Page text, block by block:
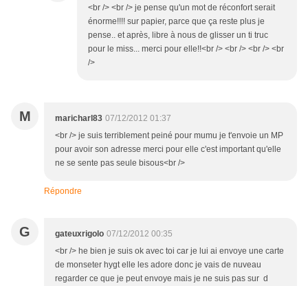
<br /> <br /> je pense qu'un mot de réconfort serait
énorme!!!! sur papier, parce que ça reste plus je
pense.. et après, libre à nous de glisser un ti truc
pour le miss... merci pour elle!!<br /> <br /> <br /> <br
/>
M maricharl83 07/12/2012 01:37
<br /> je suis terriblement peiné pour mumu je t'envoie un MP
pour avoir son adresse merci pour elle c'est important qu'elle
ne se sente pas seule bisous<br />
Répondre
G gateuxrigolo 07/12/2012 00:35
<br /> he bien je suis ok avec toi car je lui ai envoye une carte
de monseter hygt elle les adore donc je vais de nuveau
regarder ce que je peut envoye mais je ne suis pas sur d